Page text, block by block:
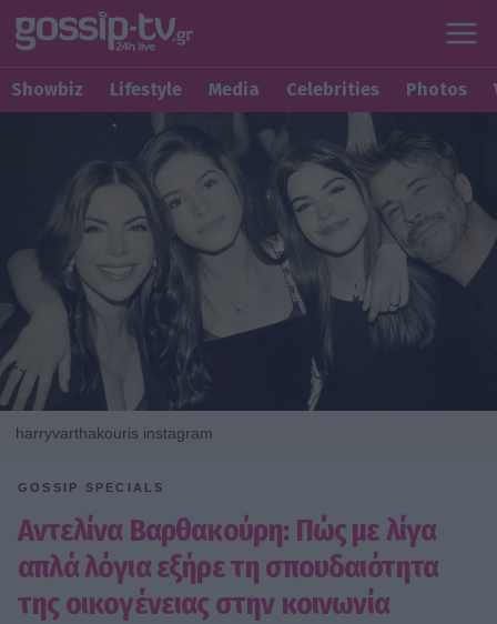
Showbiz Lifestyle Media Celebrities Photos
harryvarthakouris instagram
GOSSIP SPECIALS
Αντελίνα Βαρθακούρη: Πώς με λίγα
απλά λόγια εξήρε τη σπουδαιότητα
της οικογένειας στην κοινωνία